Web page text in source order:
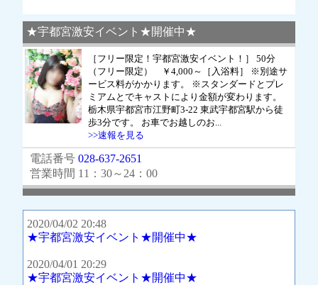
★宇都宮激安イベント★開催中★
［フリー限定！宇都宮激安イベント！］ 50分
（フリー限定） ￥4,000～［入浴料］ ※別途サ
ービス料がかかります。 ※スタンダードとプレ
ミアムとでキャストにより金額が変わります。
栃木県宇都宮市江野町3-22 東武宇都宮駅から徒
歩3分です。 お車でお越しのお...
>>速報を見る
電話番号028-637-2651
営業時間 11：30～24：00
2020/04/02 20:48
★宇都宮激安イベント★開催中★
2020/04/01 20:29
★宇都宮激安イベント★開催中★